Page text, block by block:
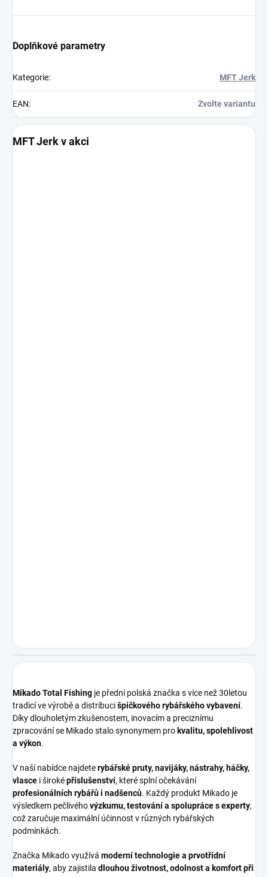
Doplňkové parametry
Kategorie: MFT Jerk
EAN: Zvolte variantu
MFT Jerk v akci
Mikado Total Fishing je přední polská značka s více než 30letou
tradicí ve výrobě a distribucišpičkového rybářského vybavení.
Díky dlouholetým zkušenostem, inovacím a preciznímu
zpracování se Mikado stalo synonymem pro kvalitu, spolehlivost
a výkon.
V naší nabídce najdeterybářské pruty, navijáky, nástrahy, háčky,
vlasce i široképříslušenství, které splní očekávání
profesionálních rybářů i nadšenců. Každý produkt Mikado je
výsledkem pečlivéhovýzkumu, testování a spolupráce s experty,
což zaručuje maximální účinnost v různých rybářských
podmínkách.
Značka Mikado využívá moderní technologie a prvotřídní
materiály, aby zajistila dlouhou životnost, odolnost a komfort při